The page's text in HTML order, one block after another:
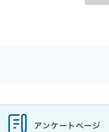
に定める目的以外に，当社はお客
安全性を確保する為，個人情報へ
，合理的な安全対策を講じるとと
講じます．